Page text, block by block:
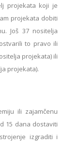
projekata koji je
projekata dobiti
Još 37 nositelja
to pravo ili
projekata) ili
projekata).
ili zajamčenu
15 dana dostaviti
izgraditi i